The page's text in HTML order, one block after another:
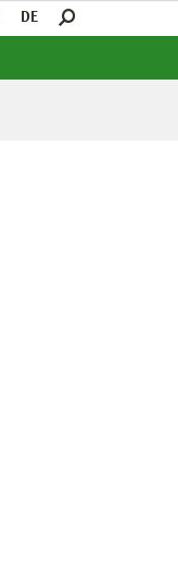
DE